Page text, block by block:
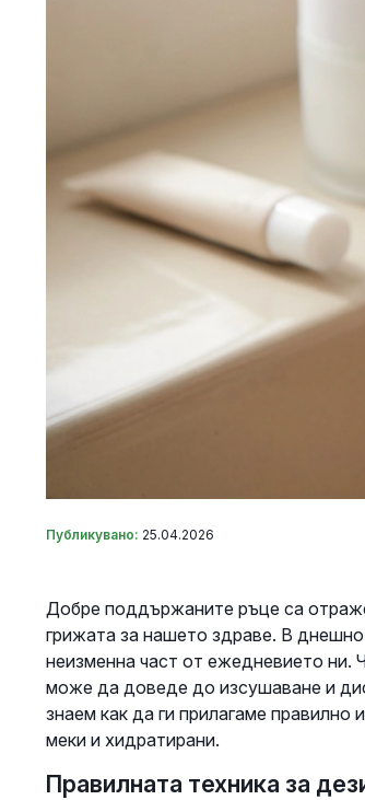
Публикувано: 25.04.2026
Добре поддържаните ръце са
грижата за нашето здраве. В
неизменна част от ежедневието ни.
може да доведе до изсушаване и
знаем как да ги прилагаме правилно
меки и хидратирани.
Правилната техника за